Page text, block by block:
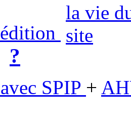
?
SPIP +